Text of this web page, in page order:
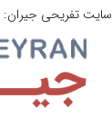
سایت تفریحی جیران: